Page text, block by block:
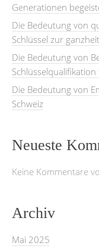
Generationen
Die Bedeutung von
Schlüssel zur
Die Bedeutung von
Die Bedeutung von
Schweiz
Neueste
Keine Kommentare
Archiv
Mai 2025